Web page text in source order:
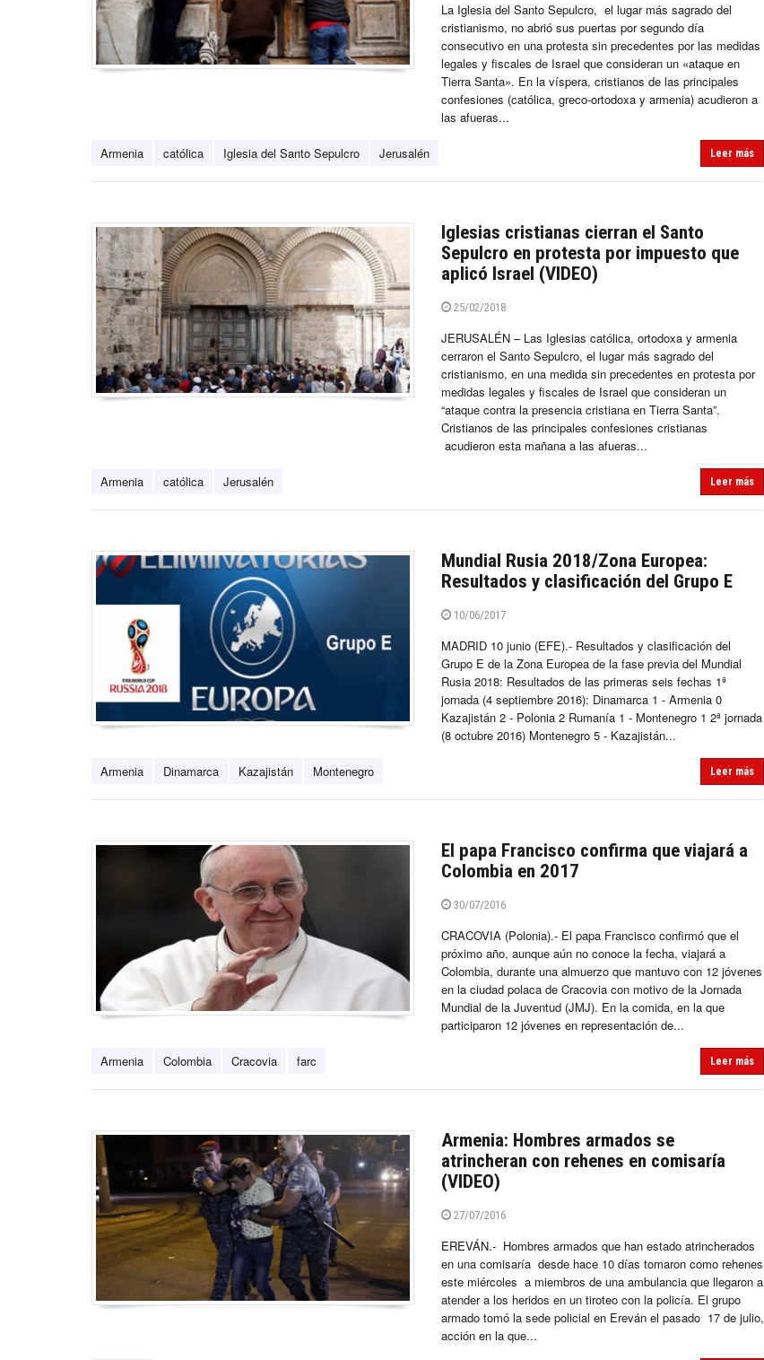
La Iglesia del Santo Sepulcro, el lugar más sagrado del
cristianismo, no abrió sus puertas por segundo día
consecutivo en una protesta sin precedentes por las medidas
legales y fiscales de Israel que consideran un «ataque en
Tierra Santa». En la víspera, cristianos de las principales
confesiones (católica, greco-ortodoxa y armenia) acudieron a
las afueras...
Armenia católica Iglesia del Santo Sepulcro Jerusalén Leer más
Iglesias cristianas cierran el Santo
Sepulcro en protesta por impuesto que
aplicó Israel (VIDEO)
25/02/2018
JERUSALÉN – Las Iglesias católica, ortodoxa y armenia
cerraron el Santo Sepulcro, el lugar más sagrado del
cristianismo, en una medida sin precedentes en protesta por
medidas legales y fiscales de Israel que consideran un
“ataque contra la presencia cristiana en Tierra Santa”.
Cristianos de las principales confesiones cristianas
acudieron esta mañana a las afueras...
Armenia católica Jerusalén Leer más
Mundial Rusia 2018/Zona Europea:
Resultados y clasificación del Grupo E
10/06/2017
MADRID 10 junio (EFE).- Resultados y clasificación del
Grupo E de la Zona Europea de la fase previa del Mundial
Rusia 2018: Resultados de las primeras seis fechas 1ª
jornada (4 septiembre 2016): Dinamarca 1 - Armenia 0
Kazajistán 2 - Polonia 2 Rumanía 1 - Montenegro 1 2ª jornada
(8 octubre 2016) Montenegro 5 - Kazajistán...
Armenia Dinamarca Kazajistán Montenegro Leer más
El papa Francisco confirma que viajará a
Colombia en 2017
30/07/2016
CRACOVIA (Polonia).- El papa Francisco confirmó que el
próximo año, aunque aún no conoce la fecha, viajará a
Colombia, durante una almuerzo que mantuvo con 12 jóvenes
en la ciudad polaca de Cracovia con motivo de la Jornada
Mundial de la Juventud (JMJ). En la comida, en la que
participaron 12 jóvenes en representación de...
Armenia Colombia Cracovia farc Leer más
Armenia: Hombres armados se
atrincheran con rehenes en comisaría
(VIDEO)
27/07/2016
EREVÁN.- Hombres armados que han estado atrincherados
en una comisaría desde hace 10 días tomaron como rehenes
este miércoles a miembros de una ambulancia que llegaron a
atender a los heridos en un tiroteo con la policía. El grupo
armado tomó la sede policial en Ereván el pasado 17 de julio,
acción en la que...